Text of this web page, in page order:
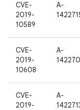
CVE-
2019-
10589
A-
CVE-
2019-
10608
A-
CVE-
2019-
A-